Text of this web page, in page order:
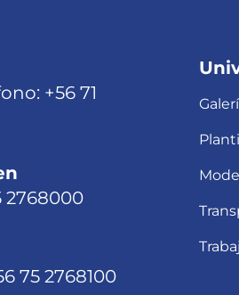
+56 71
2768000
75 2768100